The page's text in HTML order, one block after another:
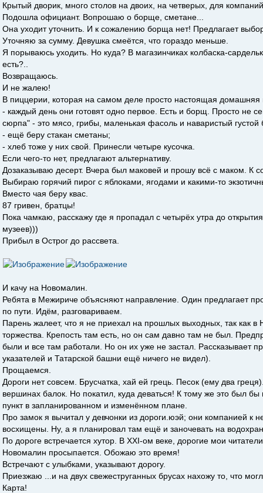
Крытый дворик, много столов на двоих, на четверых, для
Подошла официант. Вопрошаю о борще, сметане...
Она уходит уточнить. И к сожалению борща нет! Предлагает
Уточняю за сумму. Девушка смеётся, что гораздо меньше.
Я порываюсь уходить. Но куда? В магазинчиках колбаска-
есть?..
Возвращаюсь.
И не жалею!
В пиццерии, которая на самом деле просто настоящая домашняя
- каждый день они готовят одно первое. Есть и борщ. Просто не
сюрпа" - это мясо, грибы, маленькая фасоль и наваристый густой
- ещё беру стакан сметаны;
- хлеб тоже у них свой. Принесли четыре кусочка.
Если чего-то нет, предлагают альтернативу.
Дозаказываю десерт. Вчера был маковей и прошу всё с маком. К
Выбираю горячий пирог с яблоками, ягодами и какими-то
Вместо чая беру квас.
87 гривен, братцы!
Пока чамкаю, расскажу где я пропадал с четырёх утра до
музеев)))
Прибыл в Острог до рассвета.
И качу на Новомалин.
Ребята в Межириче объясняют направление. Один предлагает
по пути. Идём, разговариваем.
Парень жалеет, что я не приехал на прошлых выходных, так как
торжества. Крепость там есть, но он сам давно там не был.
были и все там работали. Но он их уже не застал. Рассказывает
указателей и Татарской башни ещё ничего не видел).
Прощаемся.
Дороги нет совсем. Брусчатка, хай ей грець. Песок (ему два
вершинах балок. Но покатил, куда деваться! К тому же это был
пункт в запланированном и изменённом плане.
Про замок я вычитал у девчонки из дороги.юэй; они компанией к
восхищены. Ну, а я планировал там ещё и заночевать на
По дороге встречается хутор. В ХХІ-ом веке, дорогие мои
Новомалин просыпается. Обожаю это время!
Встречают с улыбками, указывают дорогу.
Приезжаю ...и на двух свежеструганных брусах нахожу то, что
Карта!